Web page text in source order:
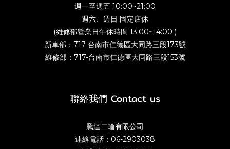
週一至週五 10:00~21:00
週六、週日 固定店休
(維修部營業日午休時間 13:00~14:00 )
新車部：717-台南市仁德區大同路三段173號
維修部：717-台南市仁德區大同路三段153號
聯絡我們 Contact us
騰達二輪有限公司
連絡電話：06-2903038